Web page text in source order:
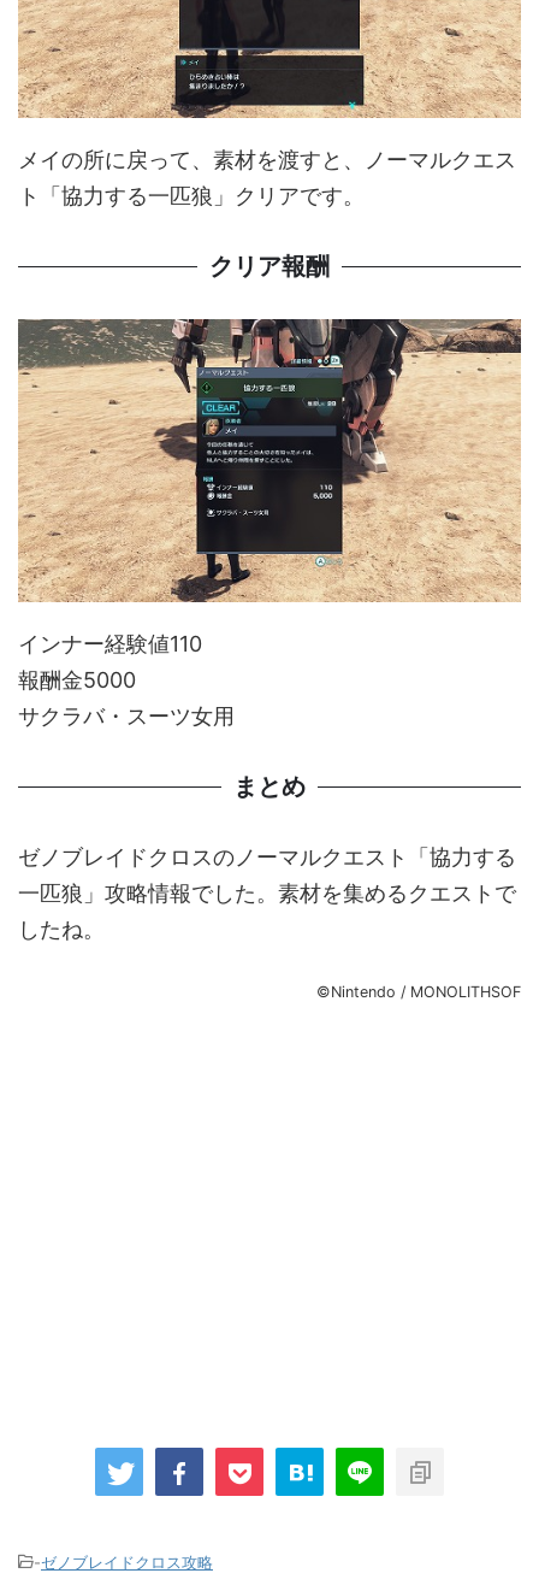
メイの所に戻って、素材を渡すと、ノーマルクエス
ト「協力する一匹狼」クリアです。
クリア報酬
インナー経験値110
報酬金5000
サクラバ・スーツ女用
まとめ
ゼノブレイドクロスのノーマルクエスト「協力する
一匹狼」攻略情報でした。素材を集めるクエストで
したね。
©Nintendo / MONOLITHSOF
-ゼノブレイドクロス攻略